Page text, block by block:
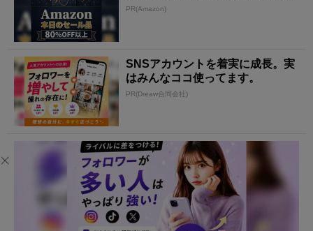
Amazonの本気が...
PR(Amazon)
SNSアカウントを着実に成長。実
はみんなココ使ってます。
PR(Dreaw合同会社)